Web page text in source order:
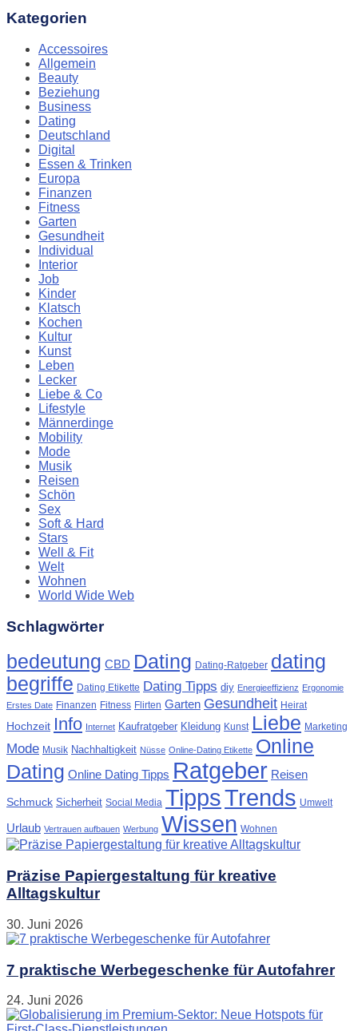
Kategorien
Accessoires
Allgemein
Beauty
Beziehung
Business
Dating
Deutschland
Digital
Essen & Trinken
Europa
Finanzen
Fitness
Garten
Gesundheit
Individual
Interior
Job
Kinder
Klatsch
Kochen
Kultur
Kunst
Leben
Lecker
Liebe & Co
Lifestyle
Männerdinge
Mobility
Mode
Musik
Reisen
Schön
Sex
Soft & Hard
Stars
Well & Fit
Welt
Wohnen
World Wide Web
Schlagwörter
bedeutung CBD Dating Dating-Ratgeber dating
begriffe Dating Etikette Dating Tipps diy Energieeffizienz Ergonomie
Erstes Date Finanzen Fitness Flirten Garten Gesundheit Heirat
Hochzeit Info Internet Kaufratgeber Kleidung Kunst Liebe Marketing
Mode Musik Nachhaltigkeit Nüsse Online-Dating Etikette Online
Dating Online Dating Tipps Ratgeber Reisen
Schmuck Sicherheit Social Media TippsTrends Umwelt
Urlaub Vertrauen aufbauen Werbung Wissen Wohnen
Präzise Papiergestaltung für kreative
Alltagskultur
30. Juni 2026
7 praktische Werbegeschenke für Autofahrer
24. Juni 2026